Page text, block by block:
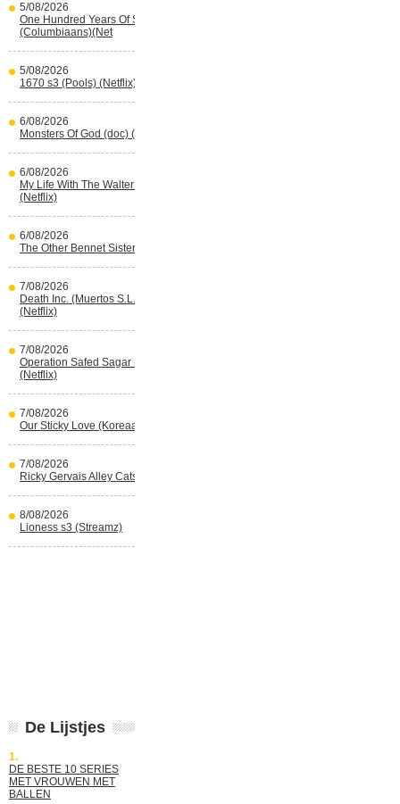
5/08/2026
One Hundred Years Of Solitude s2
(Columbiaans)(Net
5/08/2026
1670 s3 (Pools) (Netflix)
6/08/2026
Monsters Of God (doc) (HBO Max)
6/08/2026
My Life With The Walter Boys s3
(Netflix)
6/08/2026
The Other Bennet Sister (HBO Max)
7/08/2026
Death Inc. (Muertos S.L.) s4 (Spaans)
(Netflix)
7/08/2026
Operation Safed Sagar (Indisch)
(Netflix)
7/08/2026
Our Sticky Love (Koreaans) (Netflix)
7/08/2026
Ricky Gervais Alley Cats (Netflix)
8/08/2026
Lioness s3 (Streamz)
De Lijstjes
1.
DE BESTE 10 SERIES
MET VROUWEN MET
BALLEN